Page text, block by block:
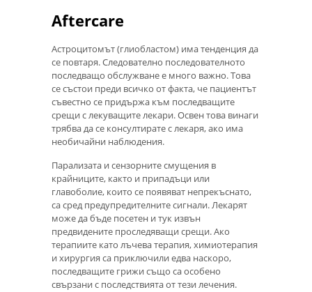
Aftercare
Астроцитомът (глиобластом) има тенденция да
се повтаря. Следователно последователното
последващо обслужване е много важно. Това
се състои преди всичко от факта, че пациентът
съвестно се придържа към последващите
срещи с лекуващите лекари. Освен това винаги
трябва да се консултирате с лекаря, ако има
необичайни наблюдения.
Парализата и сензорните смущения в
крайниците, както и припадъци или
главоболие, които се появяват непрекъснато,
са сред предупредителните сигнали. Лекарят
може да бъде посетен и тук извън
предвидените проследяващи срещи. Ако
терапиите като лъчева терапия, химиотерапия
и хирургия са приключили едва наскоро,
последващите грижи също са особено
свързани с последствията от тези лечения.